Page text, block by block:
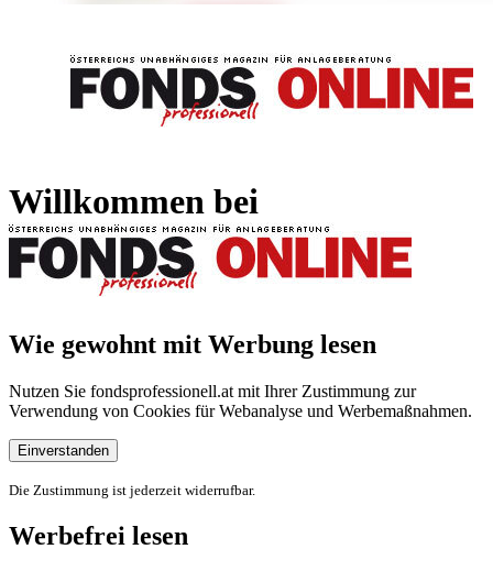
Willkommen bei
Wie gewohnt mit Werbung lesen
Nutzen Sie fondsprofessionell.at mit Ihrer Zustimmung zur
Verwendung von Cookies für Webanalyse und Werbemaßnahmen.
Einverstanden
Die Zustimmung ist jederzeit widerrufbar.
Werbefrei lesen